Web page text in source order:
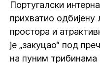
Португалски
прихватио одбијену
простора и
је „закуцао“ под
на пуним трибинама